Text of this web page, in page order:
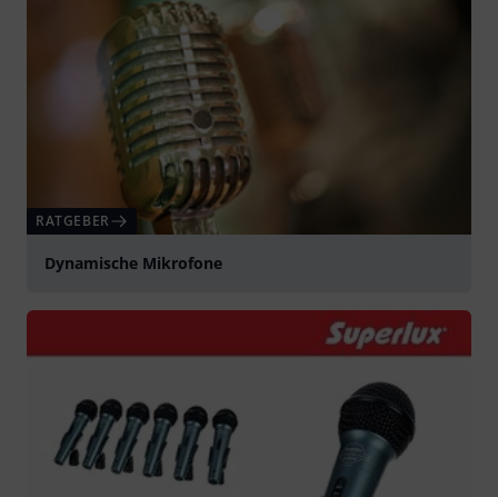
RATGEBER
Dynamische Mikrofone